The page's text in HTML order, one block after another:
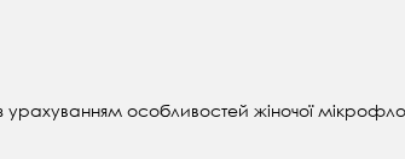
особливостей жіночої